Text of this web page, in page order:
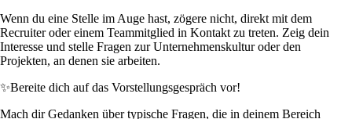
Wenn du eine Stelle im Auge hast, zögere nicht, direkt mit dem
Recruiter oder einem Teammitglied in Kontakt zu treten. Zeig dein
Interesse und stelle Fragen zur Unternehmenskultur oder den
Projekten, an denen sie arbeiten.
✨Bereite dich auf das Vorstellungsgespräch vor!
Mach dir Gedanken über typische Fragen, die in deinem Bereich